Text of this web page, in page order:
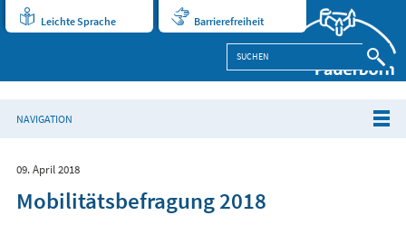
Leichte Sprache Barrierefreiheit
NAVIGATION
09. April 2018
Mobilitätsbefragung 2018